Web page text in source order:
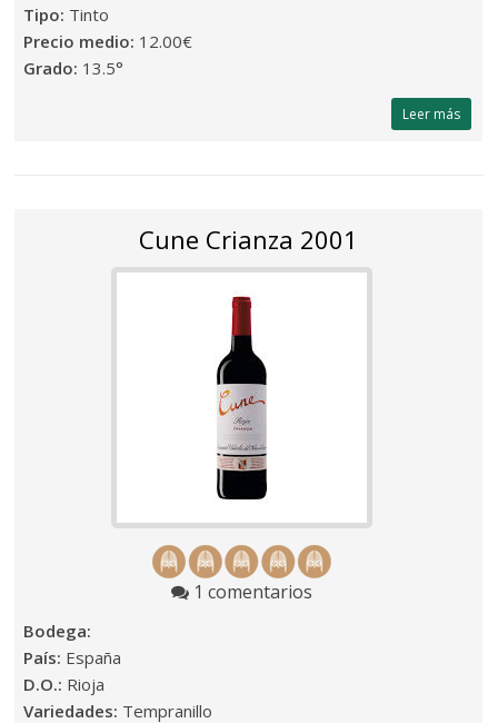
Tipo: Tinto
Precio medio: 12.00€
Grado: 13.5°
Leer más
Cune Crianza 2001
1 comentarios
Bodega:
País: España
D.O.: Rioja
Variedades: Tempranillo